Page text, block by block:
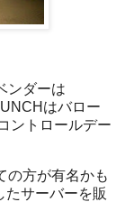
ンダーは
はバロー
ントロールデー
の方が有名かも
たサーバーを販